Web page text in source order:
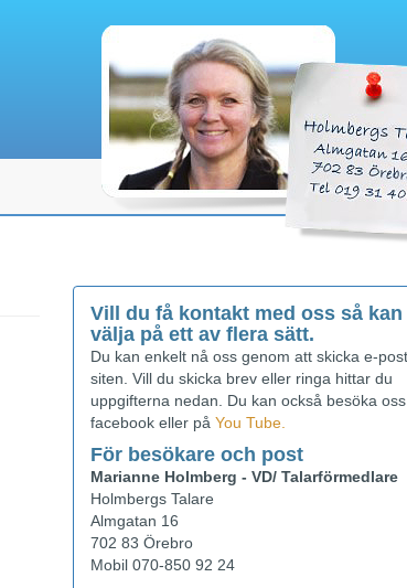
Vill du få kontakt med oss så kan
välja på ett av flera sätt.
Du kan enkelt nå oss genom att skicka e-
siten. Vill du skicka brev eller ringa hittar du
uppgifterna nedan. Du kan också besöka
facebook eller på You Tube.
För besökare och post
Marianne Holmberg - VD/ Talarförmedlare
Holmbergs Talare
Almgatan 16
702 83 Örebro
Mobil 070-850 92 24